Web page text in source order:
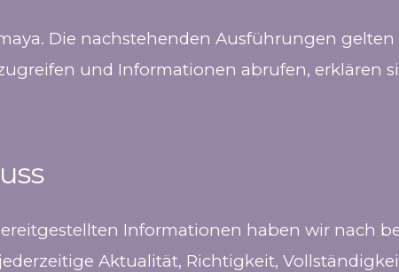
Die nachstehenden Ausführungen
und Informationen abrufen, erklären
Informationen haben wir nach
Aktualität, Richtigkeit,